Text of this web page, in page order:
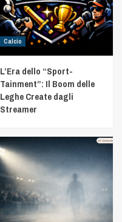
Calcio
L’Era dello “Sport-
Tainment”: Il Boom delle
Leghe Create dagli
Streamer